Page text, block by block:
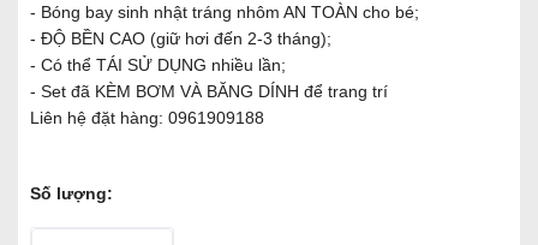
- Bóng bay sinh nhật tráng nhôm AN TOÀN cho bé;
- ĐỘ BỀN CAO (giữ hơi đến 2-3 tháng);
- Có thể TÁI SỬ DỤNG nhiều lần;
- Set đã KÈM BƠM VÀ BĂNG DÍNH để trang trí
Liên hệ đặt hàng: 0961909188
Số lượng: